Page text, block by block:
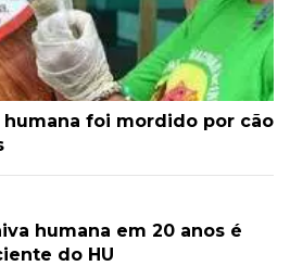
humana foi mordido por cão
humana em 20 anos é
do HU